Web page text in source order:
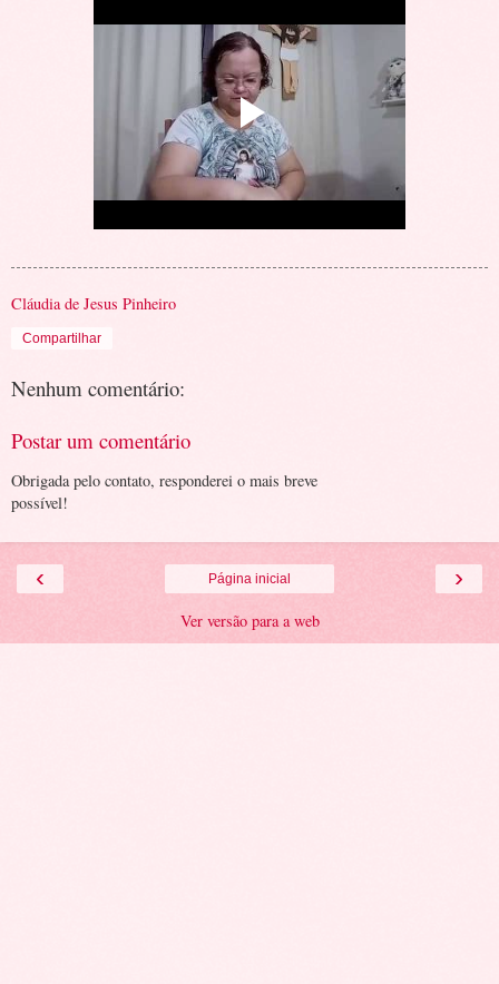
Cláudia de Jesus Pinheiro
Compartilhar
Nenhum comentário:
Postar um comentário
Obrigada pelo contato, responderei o mais breve
possível!
‹ ›
Página inicial
Ver versão para a web